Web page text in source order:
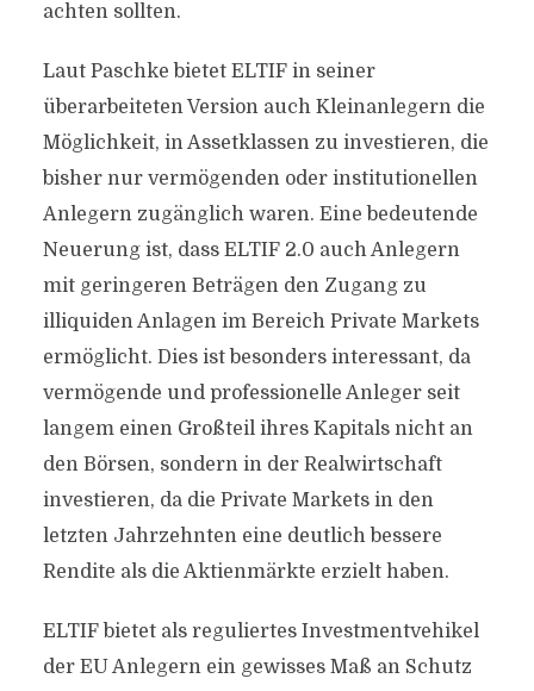
achten sollten.
Laut Paschke bietet ELTIF in seiner
überarbeiteten Version auch Kleinanlegern die
Möglichkeit, in Assetklassen zu investieren, die
bisher nur vermögenden oder institutionellen
Anlegern zugänglich waren. Eine bedeutende
Neuerung ist, dass ELTIF 2.0 auch Anlegern
mit geringeren Beträgen den Zugang zu
illiquiden Anlagen im Bereich Private Markets
ermöglicht. Dies ist besonders interessant, da
vermögende und professionelle Anleger seit
langem einen Großteil ihres Kapitals nicht an
den Börsen, sondern in der Realwirtschaft
investieren, da die Private Markets in den
letzten Jahrzehnten eine deutlich bessere
Rendite als die Aktienmärkte erzielt haben.
ELTIF bietet als reguliertes Investmentvehikel
der EU Anlegern ein gewisses Maß an Schutz